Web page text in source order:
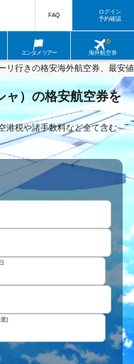
エンタメツアー 海外航空券
FAQ
ログイン
予約確認
リ行きの格安海外航空券、最安
ャ）の格安航空券を
港税や諸手数料など全て含む
意)